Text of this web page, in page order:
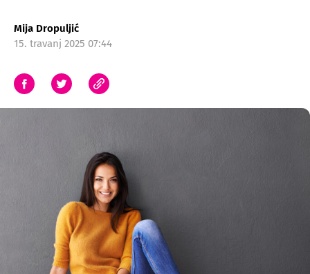
Mija Dropuljić
15. travanj 2025 07:44